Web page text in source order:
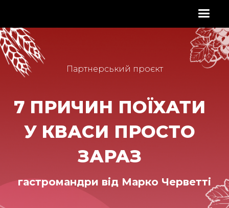
Партнерський проєкт
7 ПРИЧИН ПОЇХАТИ
У КВАСИ ПРОСТО
ЗАРАЗ
гастромандри від Марко Черветті